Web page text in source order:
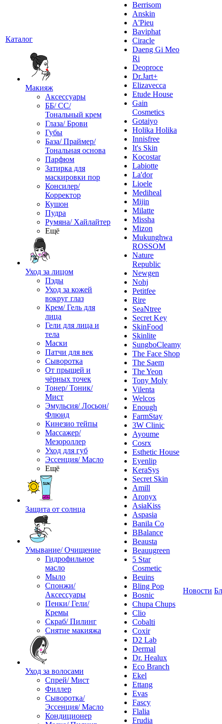
Каталог
Макияж
Аксессуары
ББ/ СС/
Тональный крем
Глаза/ Брови
Губы
База/ Праймер/
Тональная основа
Парфюм
Затирка для
маскировки пор
Консилер/
Корректор
Кушон
Пудра
Румяна/ Хайлайтер
Ещё
Уход за лицом
Пэды
Уход за кожей
вокруг глаз
Крем/ Гель для
лица
Гели для лица и
тела
Маски
Патчи для век
Сыворотка
От прыщей и
чёрных точек
Тонер/ Тоник/
Мист
Эмульсия/ Лосьон/
Флюид
Кинезио тейпы
Массажер/
Мезороллер
Уход для губ
Эссенция/ Масло
Ещё
Защита от солнца
Умывание/ Очищение
Гидрофильное
масло
Мыло
Спонжи/
Аксессуары
Пенки/ Гели/
Кремы
Скраб/ Пилинг
Снятие макияжа
Уход за волосами
Спрей/ Мист
Филлер
Сыворотка/
Эссенция/ Масло
Кондиционер
Berrisom
Anskin
A'Pieu
Baviphat
Ciracle
Daeng Gi Meo
Ri
Deoproce
Dr.Jart+
Elizavecca
Etude House
Gain
Cosmetics
Gotaiyo
Holika Holika
Innisfree
It's Skin
Kocostar
Labiotte
La'dor
Lioele
Mediheal
Mijin
Milatte
Missha
Mizon
Mukunghwa
ROSSOM
Nature
Republic
Newgen
Nohj
Petitfee
Rire
SeaNtree
Secret Key
SkinFood
Skinlite
SungboCleamy
The Face Shop
The Saem
The Yeon
Tony Moly
Vilenta
Welcos
Enough
FarmStay
3W Clinic
Ayoume
Cosrx
Esthetic House
Eyenlip
KeraSys
Secret Skin
Amill
Aronyx
AsiaKiss
Aspasia
Banila Co
BBalance
Beausta
Beauugreen
5 Star
Cosmetic
Beuins
Bling Pop
Bosnic
Chupa Chups
Clio
Cobalti
Coxir
D2 Lab
Dermal
Dr. Healux
Eco Branch
Ekel
Ettang
Evas
Fascy
Flalia
Frudia
Новости